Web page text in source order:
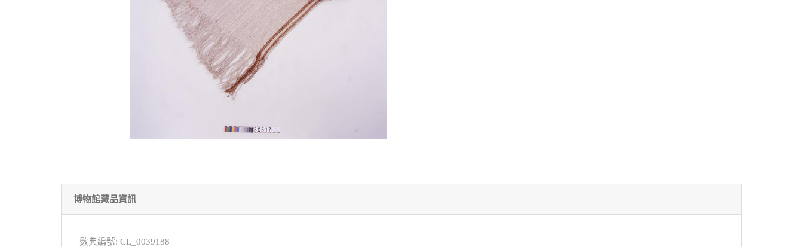
博物館藏品資訊
數典編號: CL_0039188